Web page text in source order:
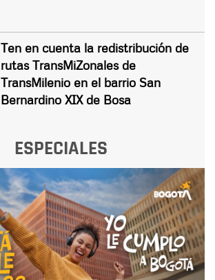
Ten en cuenta la redistribución de
rutas TransMiZonales de
TransMilenio en el barrio San
Bernardino XIX de Bosa
ESPECIALES